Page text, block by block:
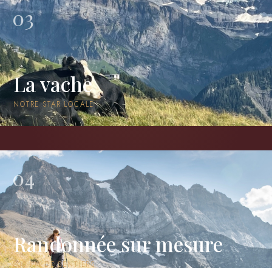
03
La vache
NOTRE STAR LOCALE
04
Randonnée sur mesure
800 KM DE SENTIERS